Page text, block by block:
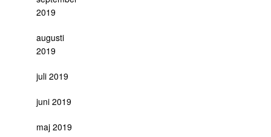
2019
augusti
2019
juli 2019
juni 2019
maj 2019